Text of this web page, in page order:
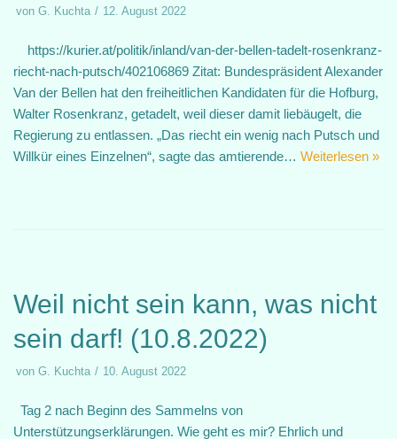
von G. Kuchta 12. August 2022
https://kurier.at/politik/inland/van-der-bellen-tadelt-rosenkranz-
riecht-nach-putsch/402106869 Zitat: Bundespräsident Alexander
Van der Bellen hat den freiheitlichen Kandidaten für die Hofburg,
Walter Rosenkranz, getadelt, weil dieser damit liebäugelt, die
Regierung zu entlassen. „Das riecht ein wenig nach Putsch und
Willkür eines Einzelnen“, sagte das amtierende… Weiterlesen »
Weil nicht sein kann, was nicht
sein darf! (10.8.2022)
von G. Kuchta 10. August 2022
Tag 2 nach Beginn des Sammelns von
Unterstützungserklärungen. Wie geht es mir? Ehrlich und